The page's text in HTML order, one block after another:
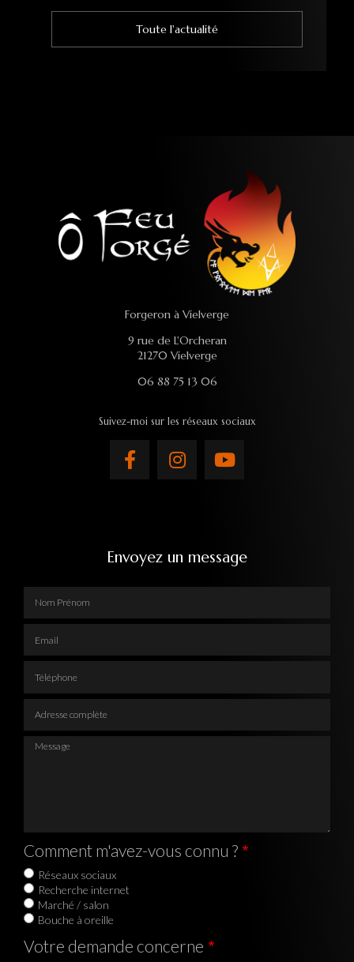
Toute l'actualité
Forgeron à Vielverge
9 rue de L'Orcheran
21270 Vielverge
06 88 75 13 06
Suivez-moi sur les réseaux sociaux
Envoyez un message
Message
Comment m'avez-vous connu ?
Réseaux sociaux
Recherche internet
Marché / salon
Bouche à oreille
Votre demande concerne